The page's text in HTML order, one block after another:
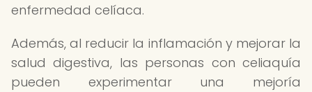
enfermedad celíaca.
Además, al reducir la inflamación y mejorar la
salud digestiva, las personas con celiaquía
pueden experimentar una mejoría